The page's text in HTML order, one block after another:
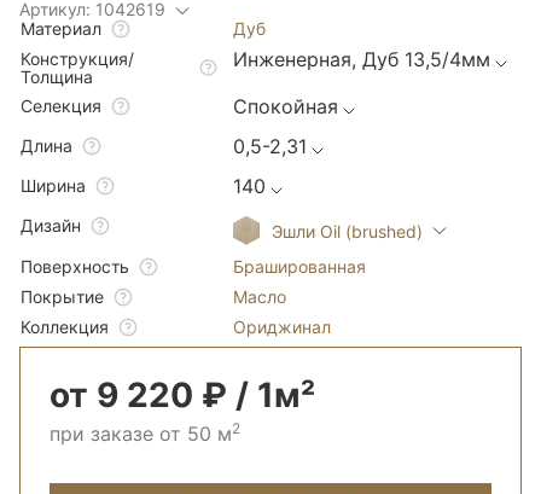
Артикул: 1042619
Материал
Дуб
Конструкция/
Толщина
Инженерная, Дуб 13,5/4мм
Селекция Спокойная
Длина 0,5-2,31
Ширина 140
Дизайн
Эшли Oil (brushed)
Поверхность
Брашированная
Покрытие
Масло
Коллекция
Ориджинал
от 9 220 ₽ / 1м²
при заказе от 50 м2